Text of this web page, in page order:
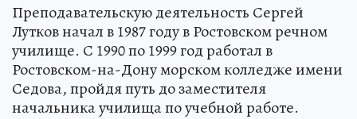
Преподавательскую деятельность Сергей
Лутков начал в 1987 году в Ростовском речном
училище. С 1990 по 1999 год работал в
Ростовском-на-Дону морском колледже имени
Седова, пройдя путь до заместителя
начальника училища по учебной работе.